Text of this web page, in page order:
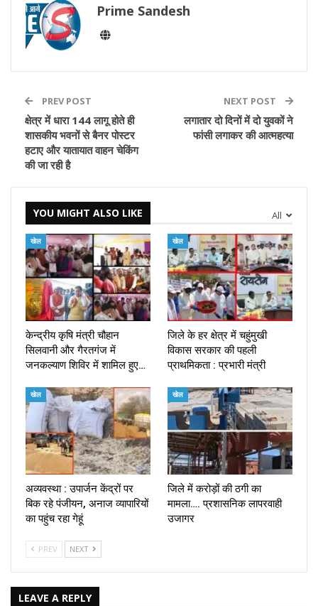
Prime Sandesh
PREV POST
क्षेत्र में धारा 144 लागू होते ही
शासकीय भवनों से बैनर पोस्टर
हटाए और यातायात वाहन चेकिंग
की जा रही है
NEXT POST
लगातार दो दिनों में दो युवकों ने
फांसी लगाकर की आत्महत्या
All
YOU MIGHT ALSO LIKE
खेल
केन्द्रीय कृषि मंत्री चौहान
सिलवानी और गैरतगंज में
जनकल्याण शिविर में शामिल हुए…
खेल
जिले के हर क्षेत्र में चहुंमुखी
विकास सरकार की पहली
प्राथमिकता : प्रभारी मंत्री
खेल
अव्यवस्था : उपार्जन केंद्रों पर
बिक रहे पंजीयन, अनाज व्यापारियों
का पहुंच रहा गेहूं
खेल
जिले में करोड़ों की ठगी का
मामला…. प्रशासनिक लापरवाही
उजागर
PREV NEXT
LEAVE A REPLY